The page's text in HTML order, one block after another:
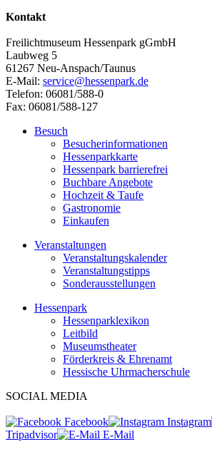
Kontakt
Freilichtmuseum Hessenpark gGmbH
Laubweg 5
61267 Neu-Anspach/Taunus
E-Mail: service@hessenpark.de
Telefon: 06081/588-0
Fax: 06081/588-127
Besuch
Besucherinformationen
Hessenparkkarte
Hessenpark barrierefrei
Buchbare Angebote
Hochzeit & Taufe
Gastronomie
Einkaufen
Veranstaltungen
Veranstaltungskalender
Veranstaltungstipps
Sonderausstellungen
Hessenpark
Hessenparklexikon
Leitbild
Museumstheater
Förderkreis & Ehrenamt
Hessische Uhrmacherschule
SOCIAL MEDIA
Facebook
Instagram
Tripadvisor
E-Mail